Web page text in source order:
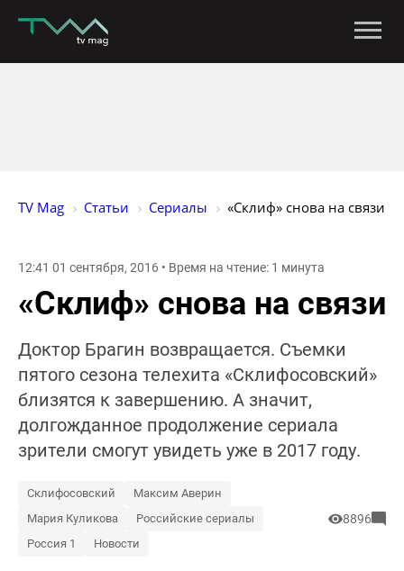
TV Mag Статьи Сериалы «Склиф» снова на связи
12:41 01 сентября, 2016 • Время на чтение: 1 минута
«Склиф» снова на связи
Доктор Брагин возвращается. Съемки
пятого сезона телехита «Склифосовский»
близятся к завершению. А значит,
долгожданное продолжение сериала
зрители смогут увидеть уже в 2017 году.
Склифосовский
Максим Аверин
Мария Куликова
Российские сериалы
Россия 1
Новости
8896